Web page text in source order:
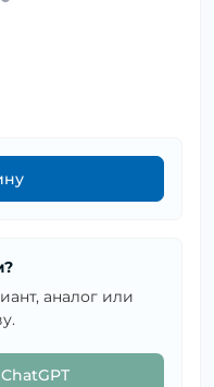
аналог или